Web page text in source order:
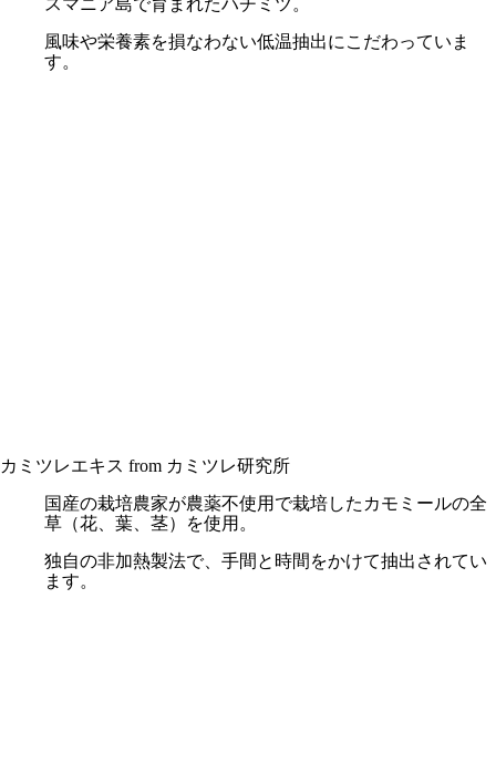
スマニア島で育まれたハチミツ。
風味や栄養素を損なわない低温抽出にこだわっていま
す。
カミツレエキス from カミツレ研究所
国産の栽培農家が農薬不使用で栽培したカモミールの全
草（花、葉、茎）を使用。
独自の非加熱製法で、手間と時間をかけて抽出されてい
ます。